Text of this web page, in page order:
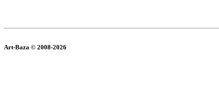
Art-Baza © 2008-2026